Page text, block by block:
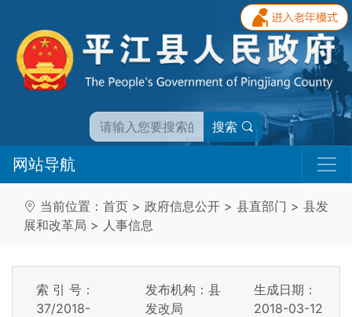
搜索
网站导航
当前位置： 首页 > 政府信息公开 > 县直部门 > 县发
展和改革局 > 人事信息
索 引 号：
37/2018-
发布机构：县
发改局
生成日期：
2018-03-12